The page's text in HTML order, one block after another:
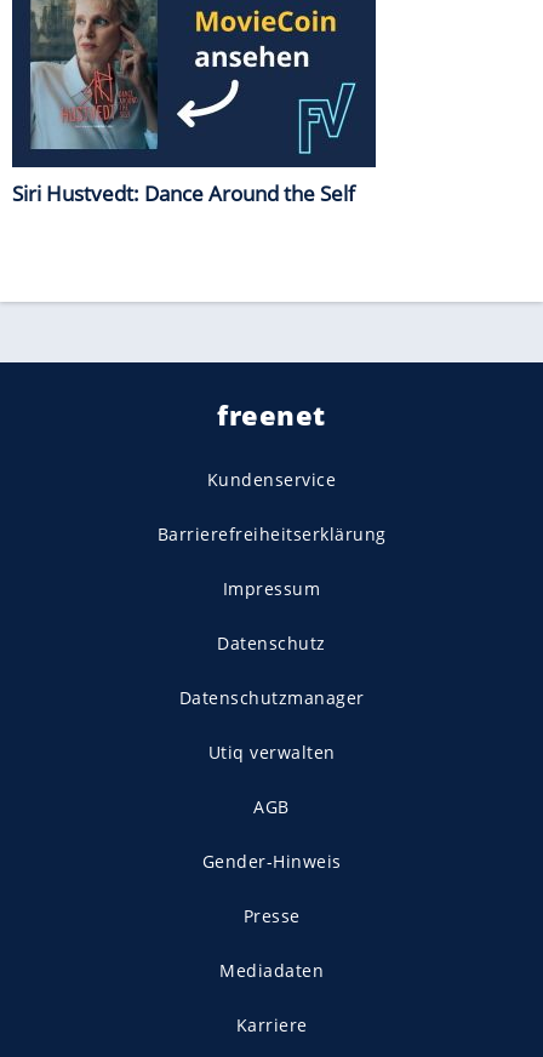
Siri Hustvedt: Dance Around the Self
freenet
Kundenservice
Barrierefreiheitserklärung
Impressum
Datenschutz
Datenschutzmanager
Utiq verwalten
AGB
Gender-Hinweis
Presse
Mediadaten
Karriere